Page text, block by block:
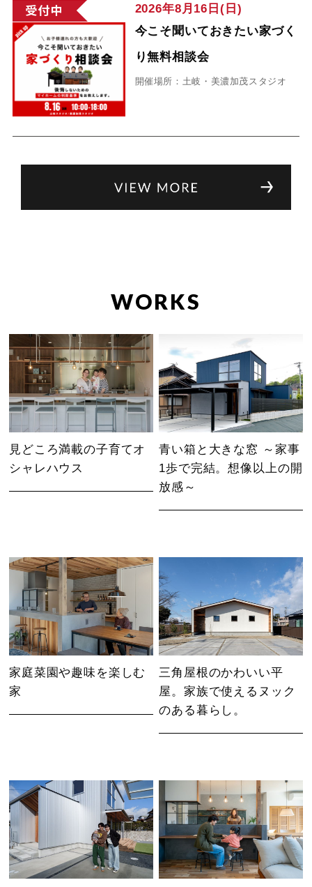
2026年8月16日(日)
今こそ聞いておきたい家づく
り無料相談会
開催場所：土岐・美濃加茂スタジオ
WORKS
見どころ満載の子育てオ
シャレハウス
青い箱と大きな窓 ～家事
1歩で完結。想像以上の開
放感～
家庭菜園や趣味を楽しむ
家
三角屋根のかわいい平
屋。家族で使えるヌック
のある暮らし。